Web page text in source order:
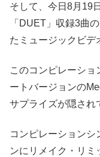
そして、今日8月19
「DUET」収録3曲
たミュージックビデ
このコンピレーショ
ートバージョンの
サプライズが隠され
コンピレーションシ
ンにリメイク・リミ